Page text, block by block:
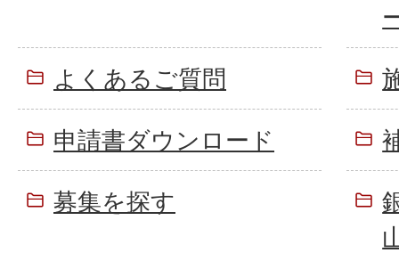
よくあるご質問
申請書ダウンロード
募集を探す